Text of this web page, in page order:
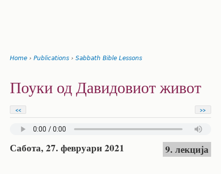
are
here
Home › Publications › Sabbath Bible Lessons
to
Поуки од Давидовиот живот
<< >>
Сабота, 27. февруари 2021 9. лекција